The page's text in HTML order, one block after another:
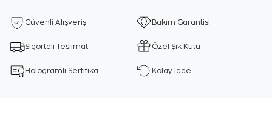
Güvenli Alışveriş Bakım Garantisi
Sigortalı Teslimat Özel Şık Kutu
Hologramlı Sertifika Kolay İade